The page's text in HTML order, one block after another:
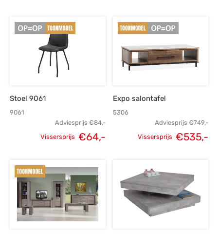
Stoel 9061
9061
Adviesprijs €84,-
€84,-.
Vissersprijs €64,-
€64,-.
Expo salontafel
5306
Adviesprijs €749,-
€749,-.
Vissersprijs €535,-